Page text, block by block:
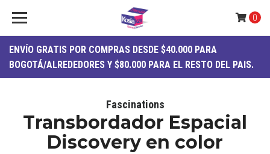
ENVÍO GRATIS POR COMPRAS DESDE $40.000 PARA
BOGOTÁ/ALREDEDORES Y $80.000 PARA EL RESTO DEL PAIS.
0
Fascinations
Transbordador Espacial
Discovery en color